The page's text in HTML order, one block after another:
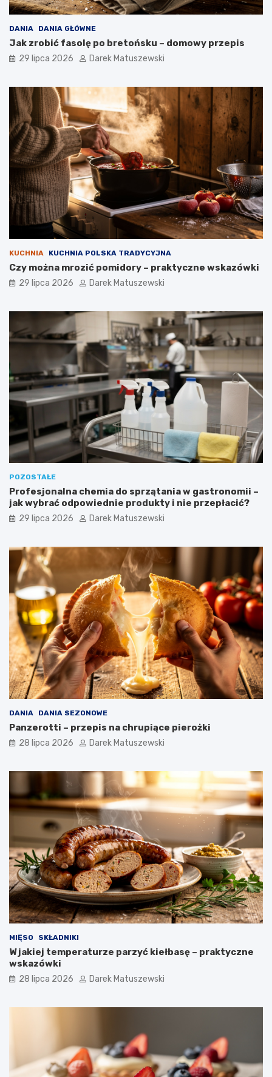
DANIA DANIA GŁÓWNE
Jak zrobić fasolę po bretońsku – domowy przepis
29 lipca 2026 Darek Matuszewski
KUCHNIA KUCHNIA POLSKA TRADYCYJNA
Czy można mrozić pomidory – praktyczne wskazówki
29 lipca 2026 Darek Matuszewski
POZOSTAŁE
Profesjonalna chemia do sprzątania w gastronomii –
jak wybrać odpowiednie produkty i nie przepłacić?
29 lipca 2026 Darek Matuszewski
DANIA DANIA SEZONOWE
Panzerotti – przepis na chrupiące pierożki
28 lipca 2026 Darek Matuszewski
MIĘSO SKŁADNIKI
W jakiej temperaturze parzyć kiełbasę – praktyczne
wskazówki
28 lipca 2026 Darek Matuszewski